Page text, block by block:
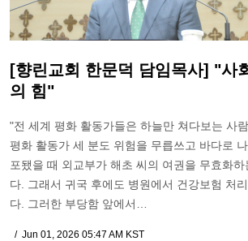
[향린교회 한문덕 담임목사] "사
의 힘"
"전 세계 평화 활동가들은 하늘만 쳐다보는 사
평화 활동가 세 분도 위험을 무릅쓰고 바다로
포됐을 때 외교부가 해초 씨의 여권을 무효화
다. 그래서 귀국 후에도 병원에서 건강보험 처
다. 그러한 부당함 앞에서…
Jun 01, 2026 05:47 AM KST